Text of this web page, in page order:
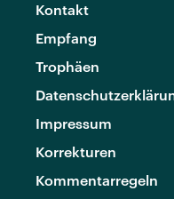
Kontakt
Empfang
Trophäen
Impressum
Korrekturen
Kommentarregeln